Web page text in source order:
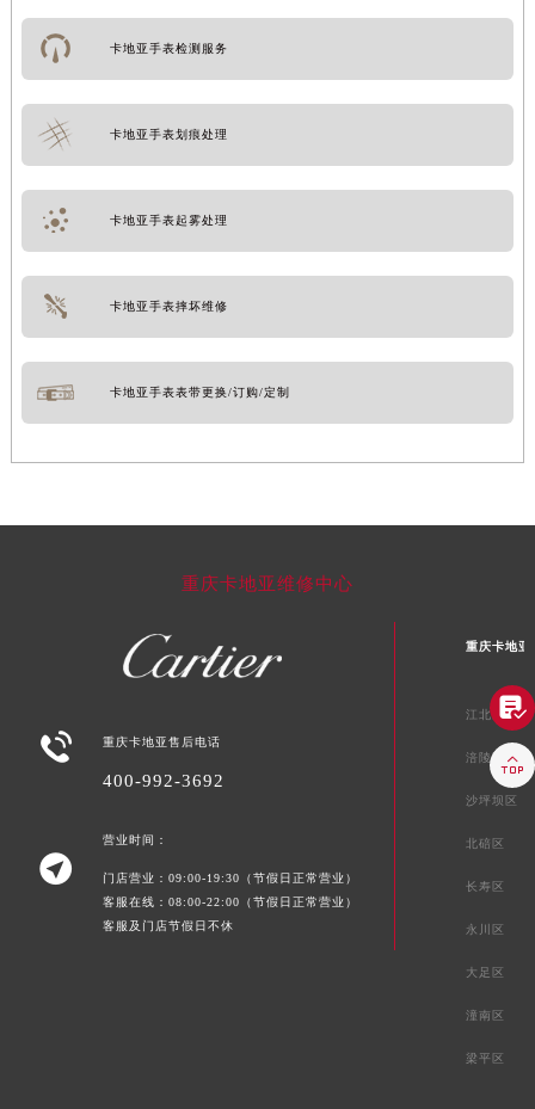
卡地亚手表检测服务
卡地亚手表划痕处理
卡地亚手表起雾处理
卡地亚手表摔坏维修
卡地亚手表表带更换/订购/定制
重庆卡地亚维修中心
 重庆卡地亚售后电话
400-992-3692

营业时间：
门店营业：09:00-19:30（节假日正常营业）
客服在线：08:00-22:00（节假日正常营业）
客服及门店节假日不休
重庆卡地亚
江北区
涪陵区
沙坪坝区
北碚区
长寿区
永川区
大足区
潼南区
梁平区

